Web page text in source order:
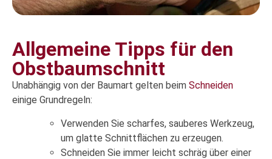
Allgemeine Tipps für den
Obstbaumschnitt
Unabhängig von der Baumart gelten beim Schneiden
einige Grundregeln:
Verwenden Sie scharfes, sauberes Werkzeug,
um glatte Schnittflächen zu erzeugen.
Schneiden Sie immer leicht schräg über einer